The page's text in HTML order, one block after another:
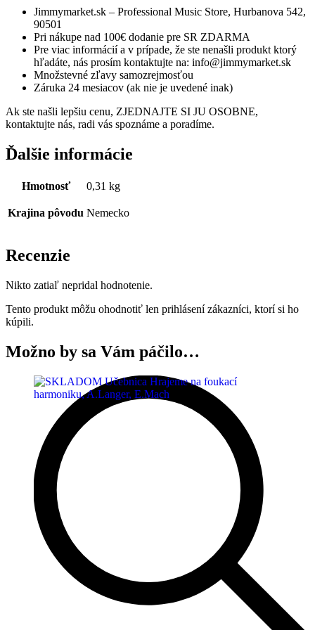
Jimmymarket.sk – Professional Music Store, Hurbanova 542,
90501
Pri nákupe nad 100€ dodanie pre SR ZDARMA
Pre viac informácií a v prípade, že ste nenašli produkt ktorý
hľadáte, nás prosím kontaktujte na: info@jimmymarket.sk
Množstevné zľavy samozrejmosťou
Záruka 24 mesiacov (ak nie je uvedené inak)
Ak ste našli lepšiu cenu, ZJEDNAJTE SI JU OSOBNE,
kontaktujte nás, radi vás spoznáme a poradíme.
Ďalšie informácie
Hmotnosť 0,31 kg
Krajina pôvodu Nemecko
Recenzie
Nikto zatiaľ nepridal hodnotenie.
Tento produkt môžu ohodnotiť len prihlásení zákazníci, ktorí si ho
kúpili.
Možno by sa Vám páčilo…